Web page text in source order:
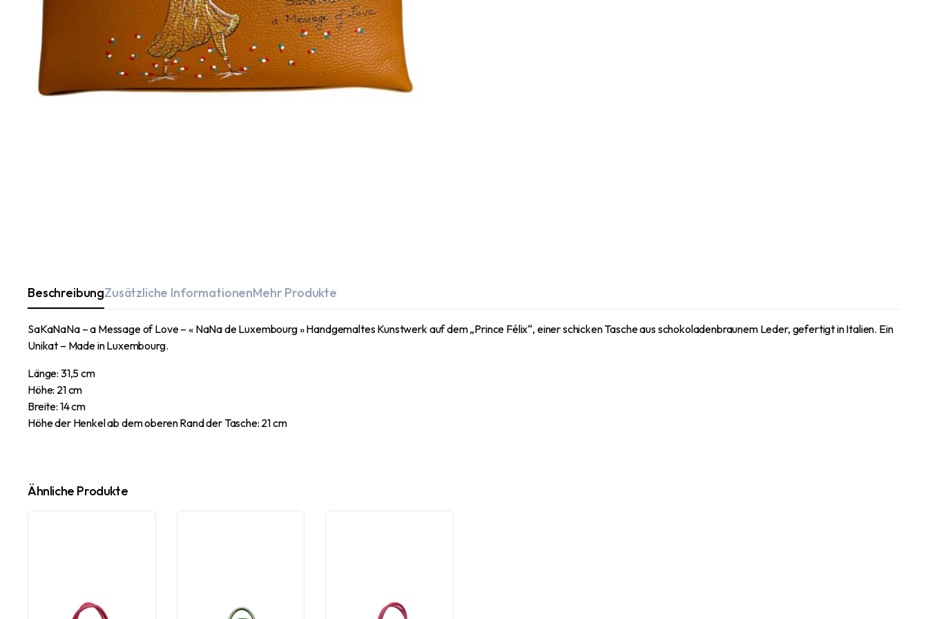
BeschreibungZusätzliche InformationenMehr Produkte
SaKaNaNa – a Message of Love – « NaNa de Luxembourg » Handgemaltes Kunstwerk auf dem „Prince Félix“, einer schicken Tasche aus schokoladenbraunem Leder, gefertigt in Italien. Ein
Unikat – Made in Luxembourg.
Länge: 31,5 cm
Höhe: 21 cm
Breite: 14 cm
Höhe der Henkel ab dem oberen Rand der Tasche: 21 cm
Ähnliche Produkte